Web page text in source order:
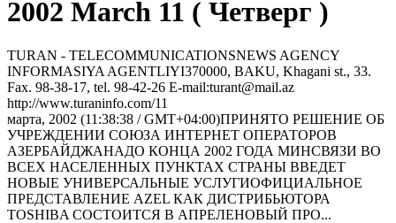
2002 March 11 ( Четверг )
TURAN - TELECOMMUNICATIONSNEWS AGENCY
INFORMASIYA AGENTLIYI370000, BAKU, Khagani st., 33.
Fax. 98-38-17, tel. 98-42-26 E-mail:turant@mail.az
http://www.turaninfo.com/11
марта, 2002 (11:38:38 / GMT+04:00)ПРИНЯТО РЕШЕНИЕ ОБ
УЧРЕЖДЕНИИ СОЮЗА ИНТЕРНЕТ ОПЕРАТОРОВ
АЗЕРБАЙДЖАНАДО КОНЦА 2002 ГОДА МИНСВЯЗИ ВО
ВСЕХ НАСЕЛЕННЫХ ПУНКТАХ СТРАНЫ ВВЕДЕТ
НОВЫЕ УНИВЕРСАЛЬНЫЕ УСЛУГИОФИЦИАЛЬНОЕ
ПРЕДСТАВЛЕНИЕ AZEL КАК ДИСТРИБЬЮТОРА
TOSHIBA СОСТОИТСЯ В АПРЕЛЕНОВЫЙ ПРО...